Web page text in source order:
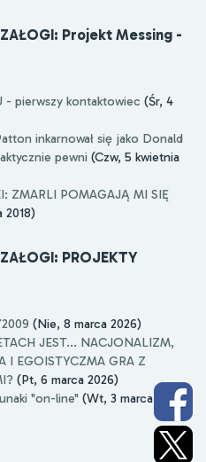
Projekt Messing -
- pierwszy kontaktowiec (Śr, 4
inkarnował się jako Donald
pewni (Czw, 5 kwietnia
ZMARLI POMAGAJĄ MI SIĘ
2018)
PROJEKTY
(Nie, 8 marca 2026)
JEST... NACJONALIZM,
I EGOISTYCZMA GRA Z
(Pt, 6 marca 2026)
"on-line" (Wt, 3 marca 2026)